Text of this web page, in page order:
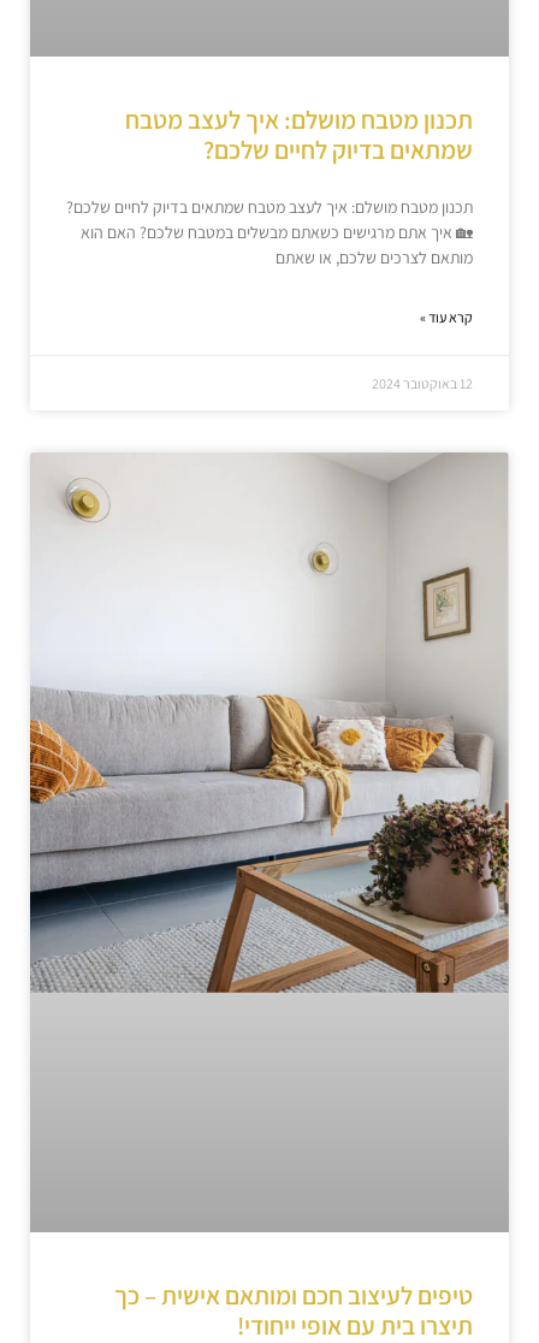
תכנון מטבח מושלם: איך לעצב מטבח
שמתאים בדיוק לחיים שלכם?
תכנון מטבח מושלם: איך לעצב מטבח שמתאים בדיוק לחיים שלכם?
🏡 איך אתם מרגישים כשאתם מבשלים במטבח שלכם? האם הוא
מותאם לצרכים שלכם, או שאתם
קרא עוד »
12 באוקטובר 2024
טיפים לעיצוב חכם ומותאם אישית – כך
תיצרו בית עם אופי ייחודי!